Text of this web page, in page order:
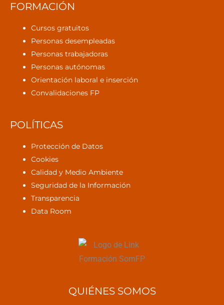
FORMACIÓN
Cursos gratuitos
Personas desempleadas
Personas trabajadoras
Personas autónomas
Orientación laboral e inserción
Convalidaciones FP
POLÍTICAS
Protección de Datos
Cookies
Calidad y Medio Ambiente
Seguridad de la Información
Transparencia
Data Room
QUIÉNES SOMOS